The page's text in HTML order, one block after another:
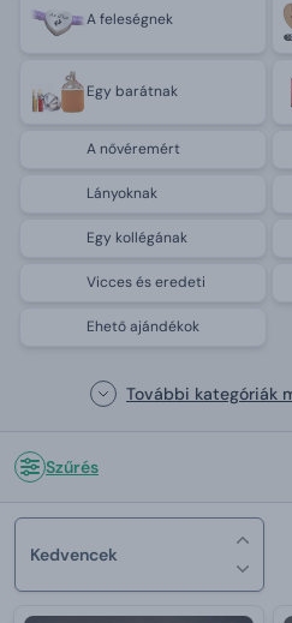
A feleségnek
Egy barátnak
A nővéremért
Lányoknak
Egy kollégának
Vicces és eredeti
Ehető ajándékok
További kategóriák
Szűrés
Kedvencek